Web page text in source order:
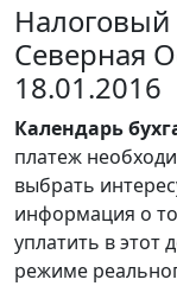
Налоговый
Северная
18.01.2016
Календарь
платеж
выбрать
информация о
уплатить в этот
режиме